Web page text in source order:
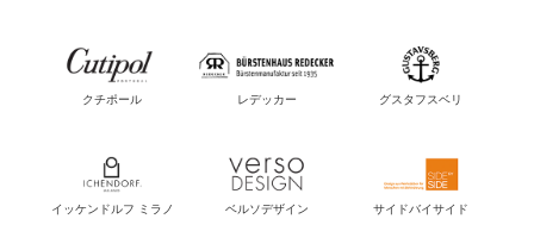
クチポール レデッカー グスタフスベリ
イッケンドルフ ミラノ ベルソデザイン サイドバイサイド